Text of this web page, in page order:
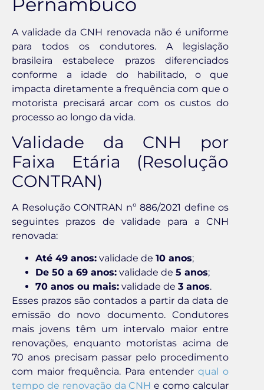
A validade da CNH renovada não é uniforme
para todos os condutores. A legislação
brasileira estabelece prazos diferenciados
conforme a idade do habilitado, o que
impacta diretamente a frequência com que o
motorista precisará arcar com os custos do
processo ao longo da vida.
Validade da CNH por
Faixa Etária (Resolução
CONTRAN)
A Resolução CONTRAN nº 886/2021 define os
seguintes prazos de validade para a CNH
renovada:
Até 49 anos: validade de 10 anos;
De 50 a 69 anos: validade de 5 anos;
70 anos ou mais: validade de 3 anos.
Esses prazos são contados a partir da data de
emissão do novo documento. Condutores
mais jovens têm um intervalo maior entre
renovações, enquanto motoristas acima de
70 anos precisam passar pelo procedimento
com maior frequência. Para entender qual o
tempo de renovação da CNH e como calcular